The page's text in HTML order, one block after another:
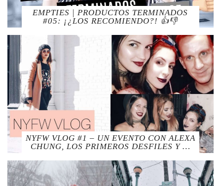
EMPTIES | PRODUCTOS TERMINADOS
#05: ¡¿LOS RECOMIENDO?! 👍👎
NYFW VLOG #1 – UN EVENTO CON ALEXA
CHUNG, LOS PRIMEROS DESFILES Y …